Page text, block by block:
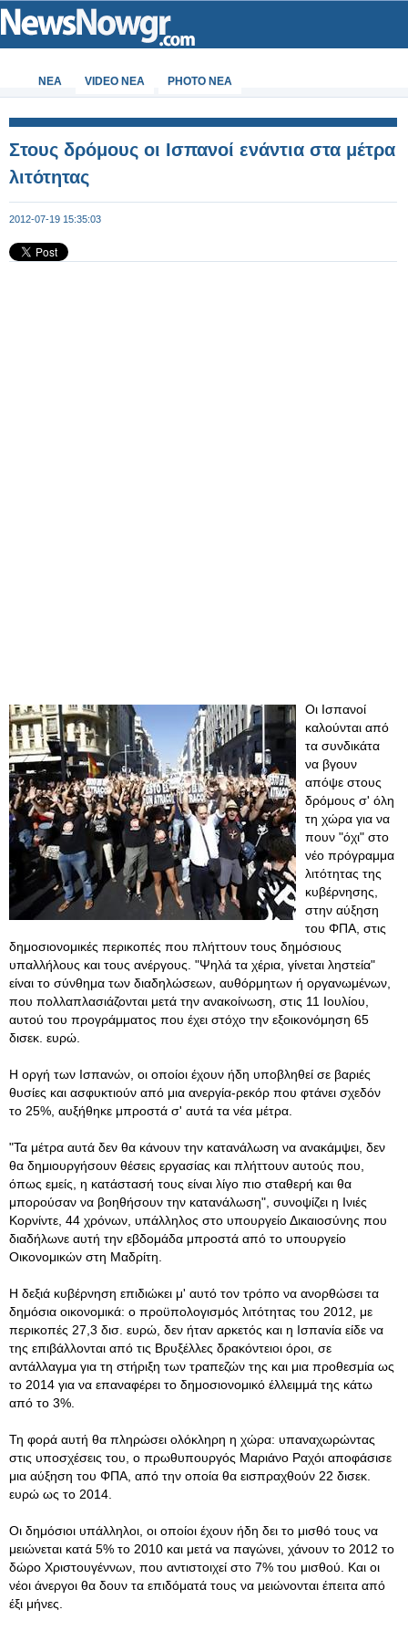
ΝΕΑ VIDEO NEA PHOTO NEA
Στους δρόμους οι Ισπανοί ενάντια στα μέτρα
λιτότητας
2012-07-19 15:35:03
Οι Ισπανοί
καλούνται από
τα συνδικάτα
να βγουν
απόψε στους
δρόμους σ' όλη
τη χώρα για να
πουν "όχι" στο
νέο πρόγραμμα
λιτότητας της
κυβέρνησης,
στην αύξηση
του ΦΠΑ, στις
δημοσιονομικές περικοπές που πλήττουν τους δημόσιους
υπαλλήλους και τους ανέργους. "Ψηλά τα χέρια, γίνεται ληστεία"
είναι το σύνθημα των διαδηλώσεων, αυθόρμητων ή οργανωμένων,
που πολλαπλασιάζονται μετά την ανακοίνωση, στις 11 Ιουλίου,
αυτού του προγράμματος που έχει στόχο την εξοικονόμηση 65
δισεκ. ευρώ.
Η οργή των Ισπανών, οι οποίοι έχουν ήδη υποβληθεί σε βαριές
θυσίες και ασφυκτιούν από μια ανεργία-ρεκόρ που φτάνει σχεδόν
το 25%, αυξήθηκε μπροστά σ' αυτά τα νέα μέτρα.
"Τα μέτρα αυτά δεν θα κάνουν την κατανάλωση να ανακάμψει, δεν
θα δημιουργήσουν θέσεις εργασίας και πλήττουν αυτούς που,
όπως εμείς, η κατάστασή τους είναι λίγο πιο σταθερή και θα
μπορούσαν να βοηθήσουν την κατανάλωση", συνοψίζει η Ινιές
Κορνίντε, 44 χρόνων, υπάλληλος στο υπουργείο Δικαιοσύνης που
διαδήλωνε αυτή την εβδομάδα μπροστά από το υπουργείο
Οικονομικών στη Μαδρίτη.
Η δεξιά κυβέρνηση επιδιώκει μ' αυτό τον τρόπο να ανορθώσει τα
δημόσια οικονομικά: ο προϋπολογισμός λιτότητας του 2012, με
περικοπές 27,3 δισ. ευρώ, δεν ήταν αρκετός και η Ισπανία είδε να
της επιβάλλονται από τις Βρυξέλλες δρακόντειοι όροι, σε
αντάλλαγμα για τη στήριξη των τραπεζών της και μια προθεσμία ως
το 2014 για να επαναφέρει το δημοσιονομικό έλλειμμά της κάτω
από το 3%.
Τη φορά αυτή θα πληρώσει ολόκληρη η χώρα: υπαναχωρώντας
στις υποσχέσεις του, ο πρωθυπουργός Μαριάνο Ραχόι αποφάσισε
μια αύξηση του ΦΠΑ, από την οποία θα εισπραχθούν 22 δισεκ.
ευρώ ως το 2014.
Οι δημόσιοι υπάλληλοι, οι οποίοι έχουν ήδη δει το μισθό τους να
μειώνεται κατά 5% το 2010 και μετά να παγώνει, χάνουν το 2012 το
δώρο Χριστουγέννων, που αντιστοιχεί στο 7% του μισθού. Και οι
νέοι άνεργοι θα δουν τα επιδόματά τους να μειώνονται έπειτα από
έξι μήνες.